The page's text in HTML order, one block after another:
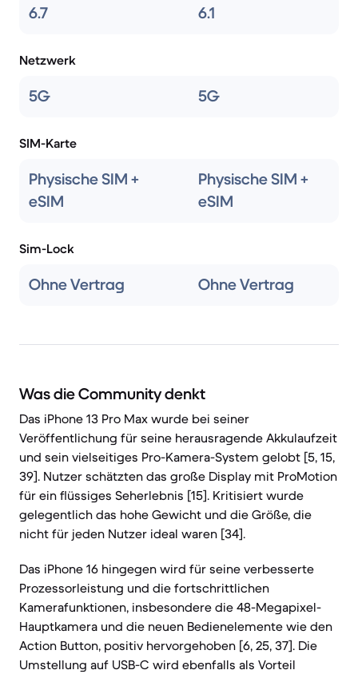
6.7 6.1
Netzwerk
5G 5G
SIM-Karte
Physische SIM +
eSIM
Physische SIM +
eSIM
Sim-Lock
Ohne Vertrag Ohne Vertrag
Was die Community denkt
Das iPhone 13 Pro Max wurde bei seiner
Veröffentlichung für seine herausragende Akkulaufzeit
und sein vielseitiges Pro-Kamera-System gelobt [5, 15,
39]. Nutzer schätzten das große Display mit ProMotion
für ein flüssiges Seherlebnis [15]. Kritisiert wurde
gelegentlich das hohe Gewicht und die Größe, die
nicht für jeden Nutzer ideal waren [34].
Das iPhone 16 hingegen wird für seine verbesserte
Prozessorleistung und die fortschrittlichen
Kamerafunktionen, insbesondere die 48-Megapixel-
Hauptkamera und die neuen Bedienelemente wie den
Action Button, positiv hervorgehoben [6, 25, 37]. Die
Umstellung auf USB-C wird ebenfalls als Vorteil